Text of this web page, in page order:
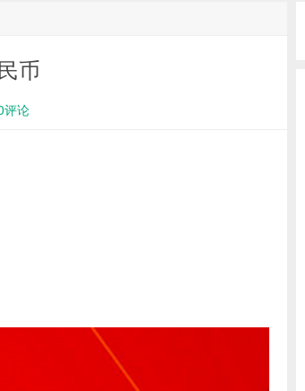
币
评论